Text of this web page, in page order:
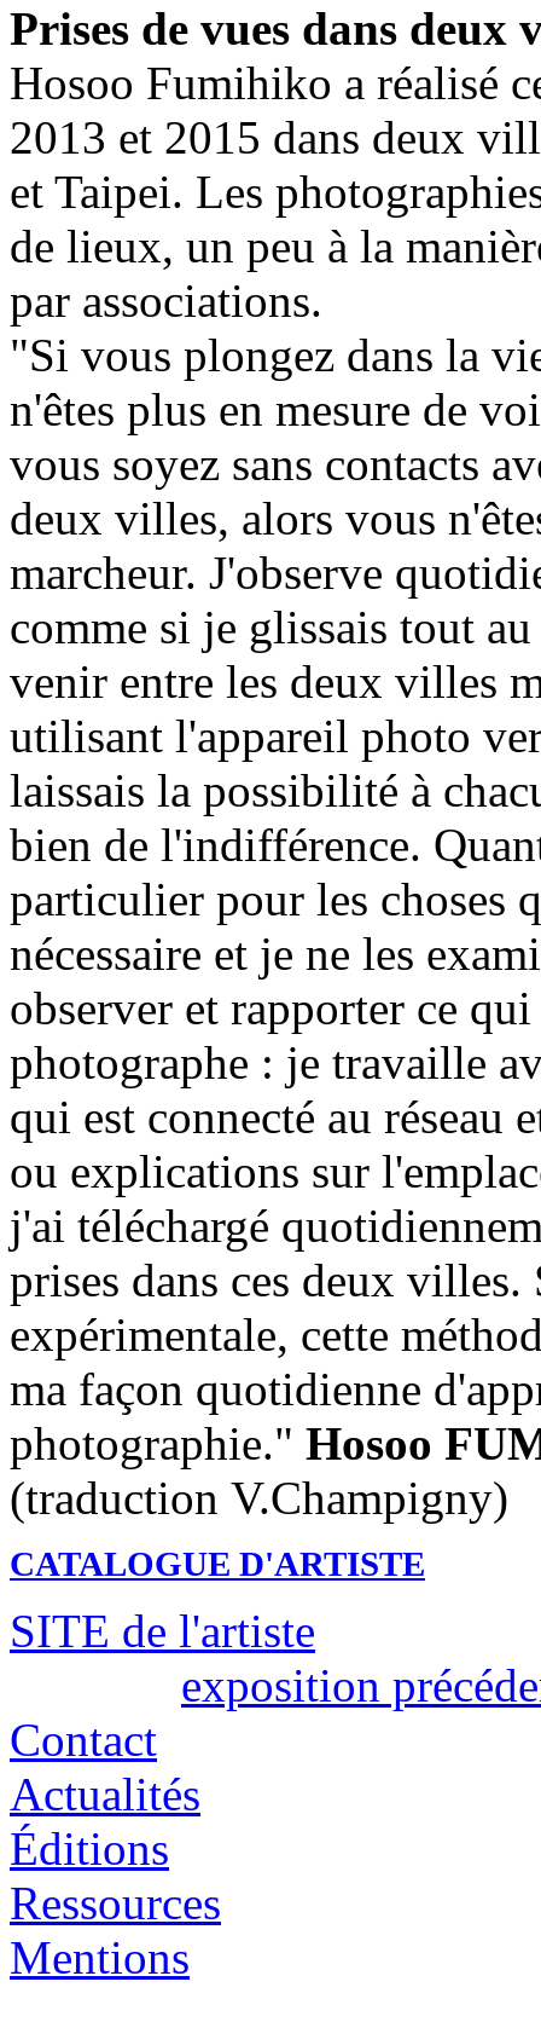
Prises de vues dans deux
Hosoo Fumihiko a réalisé
2013 et 2015 dans deux
et Taipei. Les
de lieux, un peu à la
par associations.
"Si vous plongez dans la
n'êtes plus en mesure de
vous soyez sans contacts
deux villes, alors vous
marcheur. J'observe
comme si je glissais tout
venir entre les deux villes
utilisant l'appareil photo
laissais la possibilité à
bien de l'indifférence.
particulier pour les choses
nécessaire et je ne les
observer et rapporter ce
photographe : je travaille
qui est connecté au réseau
ou explications sur
j'ai téléchargé
prises dans ces deux villes.
expérimentale, cette
ma façon quotidienne
photographie." Hosoo
(traduction V.Champigny)
CATALOGUE D'ARTISTE
SITE de l'artiste
exposition
Contact
Actualités
Éditions
Ressources
Mentions